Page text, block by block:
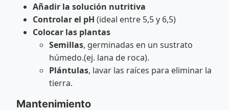
Añadir la solución nutritiva
Controlar el pH (ideal entre 5,5 y 6,5)
Colocar las plantas
Semillas, germinadas en un sustrato
húmedo.(ej. lana de roca).
Plántulas, lavar las raíces para eliminar la
tierra.
Mantenimiento